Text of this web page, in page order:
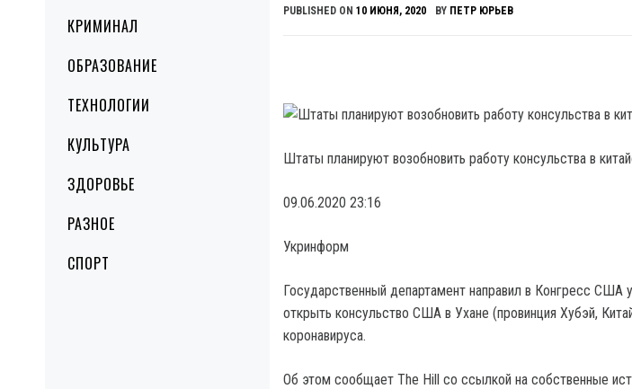
КРИМИНАЛ
ОБРАЗОВАНИЕ
ТЕХНОЛОГИИ
КУЛЬТУРА
ЗДОРОВЬЕ
РАЗНОЕ
СПОРТ
PUBLISHED ON 10 ИЮНЯ, 2020 BY ПЕТР ЮРЬЕВ
Штаты планируют возобновить работу консульства в
09.06.2020 23:16
Укринформ
Государственный департамент направил в Конгресс США
открыть консульство США в Ухане (провинция Хубэй,
коронавируса.
Об этом сообщает The Hill со ссылкой на собственные